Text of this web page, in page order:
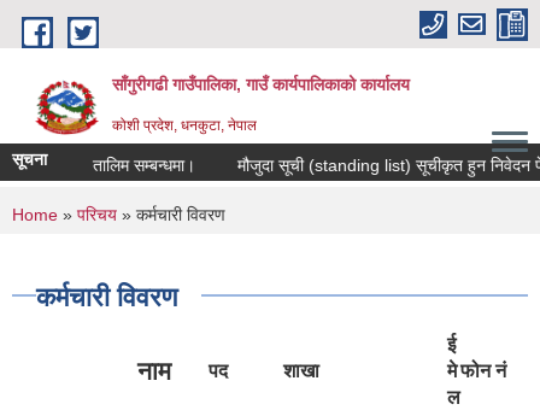
Skip to main content
साँगुरीगढी गाउँपालिका, गाउँ कार्यपालिकाको कार्यालय
कोशी प्रदेश, धनकुटा, नेपाल
सूचना
मुलक तालिम सम्बन्धमा। मौजुदा सूची (standing list) सूचीकृत हुन निवेदन पेश
You are here
Home » परिचय » कर्मचारी विवरण
कर्मचारी विवरण
नाम पद शाखा
ई
मे
ल
फोन नं